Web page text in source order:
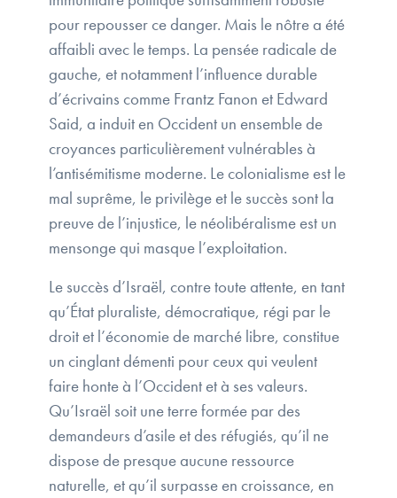
pour repousser ce danger. Mais le nôtre a été
affaibli avec le temps. La pensée radicale de
gauche, et notamment l’influence durable
d’écrivains comme Frantz Fanon et Edward
Said, a induit en Occident un ensemble de
croyances particulièrement vulnérables à
l’antisémitisme moderne. Le colonialisme est le
mal suprême, le privilège et le succès sont la
preuve de l’injustice, le néolibéralisme est un
mensonge qui masque l’exploitation.
Le succès d’Israël, contre toute attente, en tant
qu’État pluraliste, démocratique, régi par le
droit et l’économie de marché libre, constitue
un cinglant démenti pour ceux qui veulent
faire honte à l’Occident et à ses valeurs.
Qu’Israël soit une terre formée par des
demandeurs d’asile et des réfugiés, qu’il ne
dispose de presque aucune ressource
naturelle, et qu’il surpasse en croissance, en